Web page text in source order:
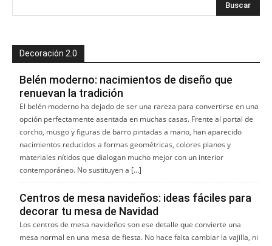
Decoración 2.0
Belén moderno: nacimientos de diseño que
renuevan la tradición
El belén moderno ha dejado de ser una rareza para convertirse en una
opción perfectamente asentada en muchas casas. Frente al portal de
corcho, musgo y figuras de barro pintadas a mano, han aparecido
nacimientos reducidos a formas geométricas, colores planos y
materiales nítidos que dialogan mucho mejor con un interior
contemporáneo. No sustituyen a […]
Centros de mesa navideños: ideas fáciles para
decorar tu mesa de Navidad
Los centros de mesa navideños son ese detalle que convierte una
mesa normal en una mesa de fiesta. No hace falta cambiar la vajilla, ni